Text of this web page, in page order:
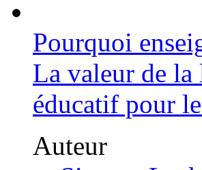
Pourquoi
La valeur de
éducatif pour
Auteur